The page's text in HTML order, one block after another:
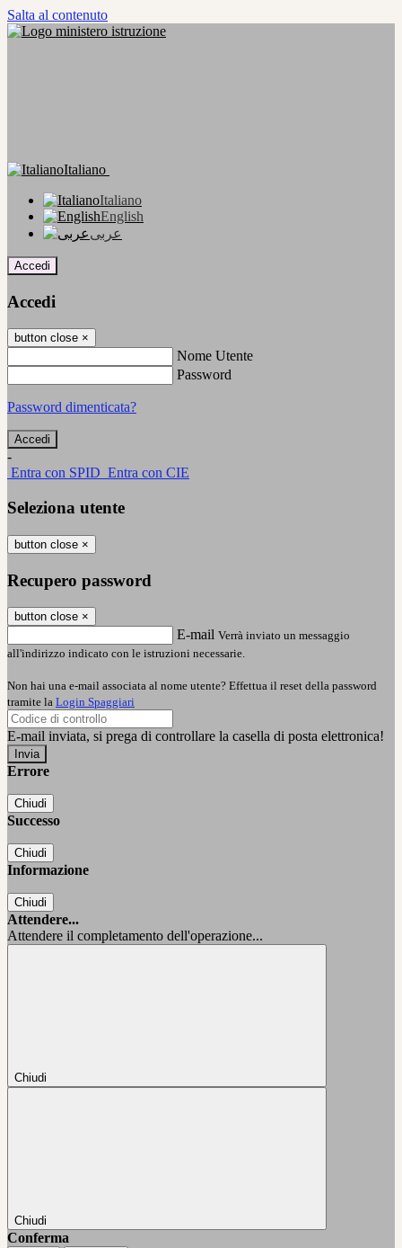
Salta al contenuto
Italiano
Italiano
English
عربى
Accedi
Accedi
button close ×
Nome Utente
Password
Password dimenticata?
-
Entra con SPID Entra con CIE
Seleziona utente
button close ×
Recupero password
button close ×
E-mail Verrà inviato un messaggio
all'indirizzo indicato con le istruzioni necessarie.
Non hai una e-mail associata al nome utente? Effettua il reset della password
tramite la Login Spaggiari
E-mail inviata, si prega di controllare la casella di posta elettronica!
Errore
Chiudi
Successo
Chiudi
Informazione
Chiudi
Attendere...
Attendere il completamento dell'operazione...
Chiudi
Chiudi
Conferma